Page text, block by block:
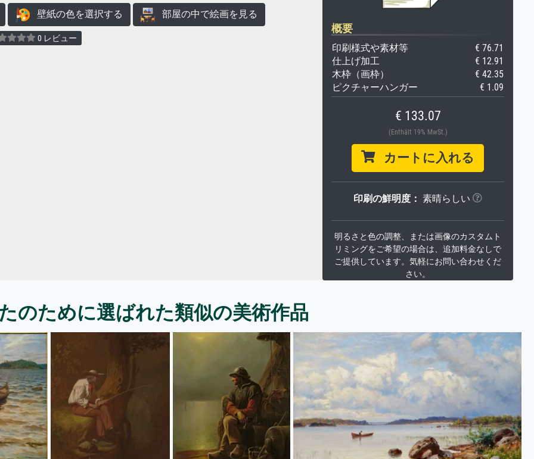
壁紙の色を選択する 部屋の中で絵画を見る
0 レビュー
概要
印刷様式や素材等
€ 76.71
仕上げ加工
€ 12.91
木枠（画枠）
€ 42.35
ピクチャーハンガー
€ 1.09
€ 133.07
(Enthält 19% MwSt.)
カートに入れる
印刷の鮮明度： 素晴らしい
明るさと色の調整、または画像のカスタムト
リミングをご希望の場合は、追加料金なしで
ご提供しています。気軽にお問い合わせくだ
さい。
のために選ばれた類似の美術作品